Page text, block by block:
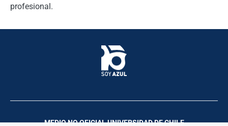
profesional.
MEDIO NO OFICIAL UNIVERSIDAD DE CHILE